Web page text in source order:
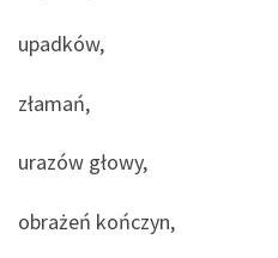
upadków,
złamań,
urazów głowy,
obrażeń kończyn,